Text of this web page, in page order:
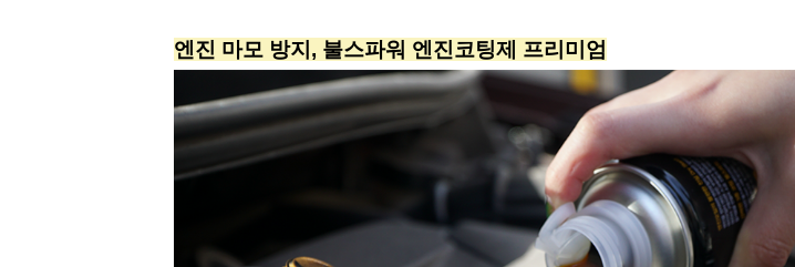
엔진 마모 방지 , 불스파워 엔진코팅제 프리미엄